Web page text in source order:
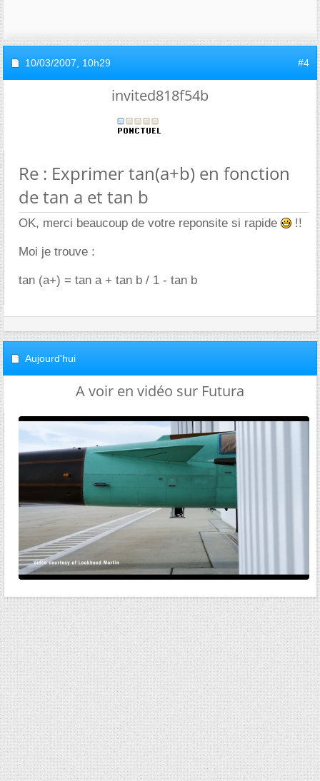
10/03/2007, 10h29 #4
invited818f54b
Re : Exprimer tan(a+b) en fonction
de tan a et tan b
OK, merci beaucoup de votre reponsite si rapide !!
Moi je trouve :
tan (a+) = tan a + tan b / 1 - tan b
Aujourd'hui
A voir en vidéo sur Futura